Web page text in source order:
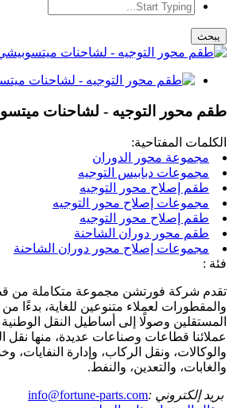
يبحث
طقم محور التوجيه - لشاحنات
الكلمات المفتاحية:
مجموعة محور الدوران
مجموعات دبابيس التوجيه
طقم إصلاح محور التوجيه
مجموعات إصلاح محور التوجيه
طقم إصلاح محور التوجيه
طقم محور دوران الشاحنة
مجموعات إصلاح محور دوران الشاحنة
فئة :
تقدم شركة فورتشن مجموعة متكاملة من
والمقطورات لعملاء متنوعين للغاية، بدءًا
المستقلين وصولًا إلى أساطيل النقل
عملائنا قطاعات وصناعات عديدة، منها نقل
والوكالات، ونقل الركاب، وإدارة النفايات،
والغابات، والتعدين، والنفط.
بريد إلكتروني :info@fortune-parts.com